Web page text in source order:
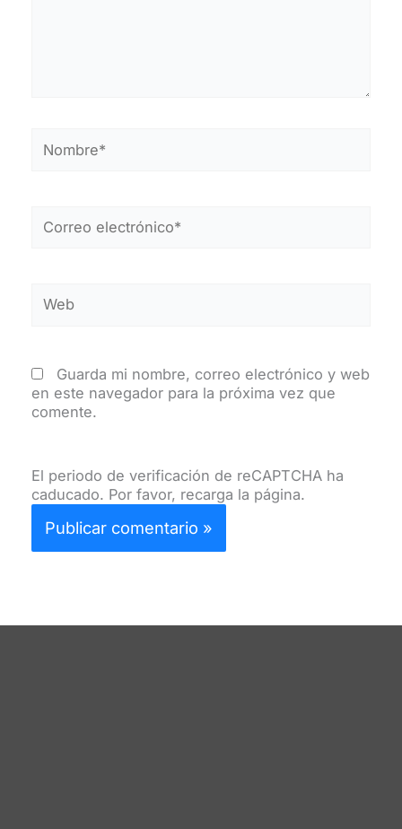
electrónico*
Guarda mi nombre, correo electrónico y web
en este navegador para la próxima vez que
comente.
El periodo de verificación de reCAPTCHA ha
caducado. Por favor, recarga la página.